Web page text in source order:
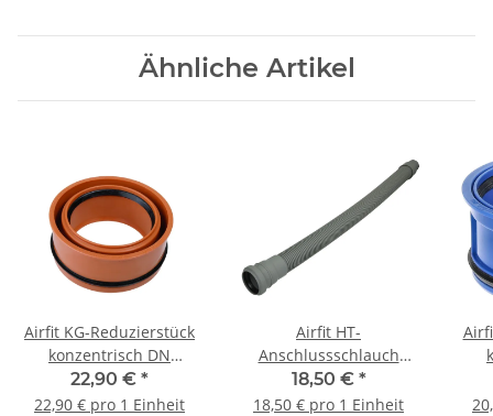
Ähnliche Artikel
Airfit KG-Reduzierstück
konzentrisch DN
160/125 160125KG
22,90 € *
22,90 € pro 1 Einheit
Airfit HT-
Anschlussschlauch
DN50 x 750 mm
Spitzende DN40|50
18,50 € *
18,50 € pro 1 Einheit